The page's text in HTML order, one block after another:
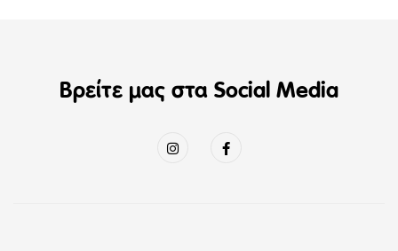
Βρείτε μας στα Social Media